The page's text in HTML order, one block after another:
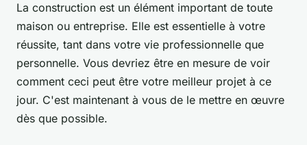
La construction est un élément important de toute
maison ou entreprise. Elle est essentielle à votre
réussite, tant dans votre vie professionnelle que
personnelle. Vous devriez être en mesure de voir
comment ceci peut être votre meilleur projet à ce
jour. C'est maintenant à vous de le mettre en œuvre
dès que possible.